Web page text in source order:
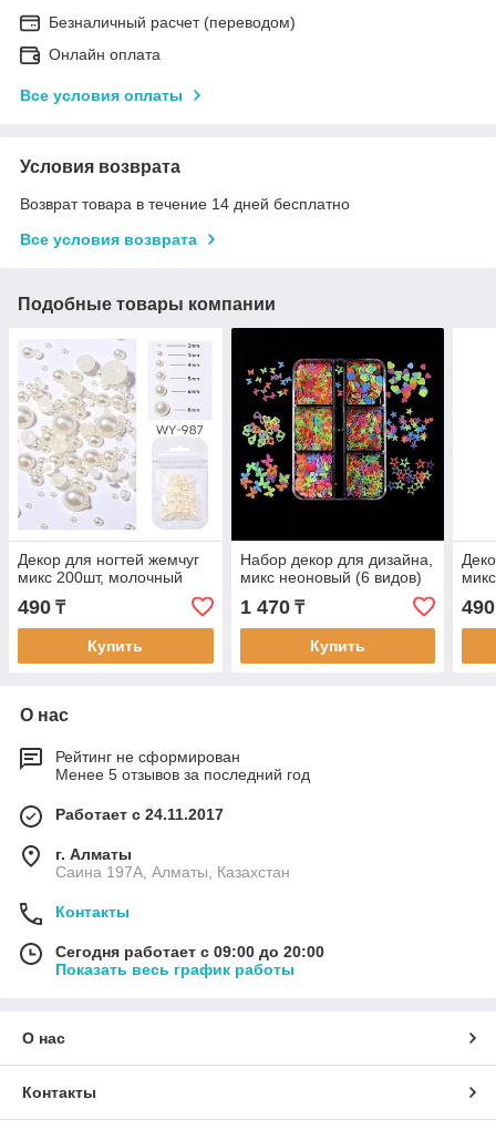
Безналичный расчет (переводом)
Онлайн оплата
Все условия оплаты
Условия возврата
Возврат товара в течение 14 дней бесплатно
Все условия возврата
Подобные товары компании
Декор для ногтей жемчуг
микс 200шт, молочный
490 ₸
Купить
Набор декор для дизайна,
микс неоновый (6 видов)
1 470₸
Купить
490
О нас
Рейтинг не сформирован
Менее 5 отзывов за последний год
Работает с 24.11.2017
г. Алматы
Саина 197А, Алматы, Казахстан
Контакты
Сегодня работает с 09:00 до 20:00
Показать весь график работы
О нас
Контакты